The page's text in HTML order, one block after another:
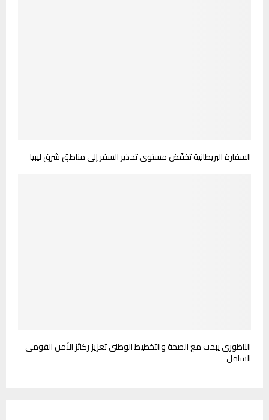
السفارة البريطانية تخفّض مستوى تحذير السفر إلى مناطق شرق ليبيا
الناظوري يبحث مع الصحة والتخطيط الوطني تعزيز ركائز الأمن القومي
الشامل